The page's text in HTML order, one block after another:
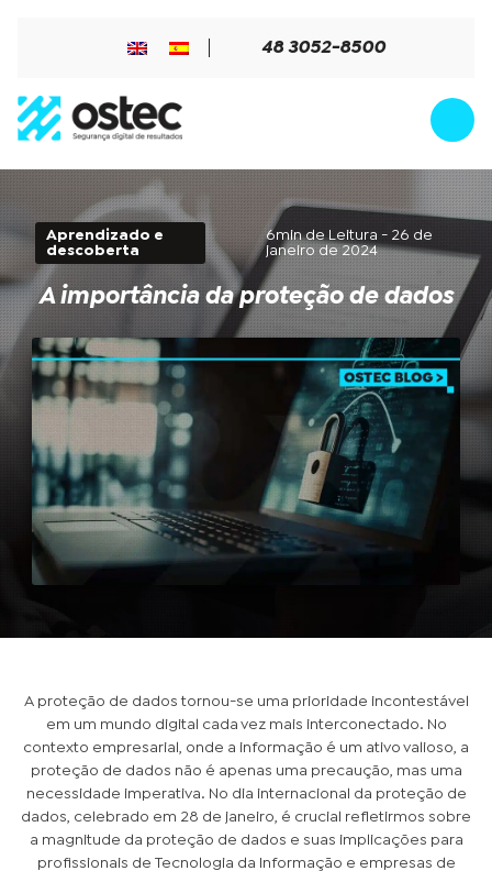
48 3052-8500
Aprendizado e
descoberta
6min de Leitura - 26 de
janeiro de 2024
A importância da proteção de dados
A proteção de dados tornou-se uma prioridade incontestável
em um mundo digital cada vez mais interconectado. No
contexto empresarial, onde a informação é um ativo valioso, a
proteção de dados não é apenas uma precaução, mas uma
necessidade imperativa. No dia internacional da proteção de
dados, celebrado em 28 de janeiro, é crucial refletirmos sobre
a magnitude da proteção de dados e suas implicações para
profissionais de Tecnologia da Informação e empresas de